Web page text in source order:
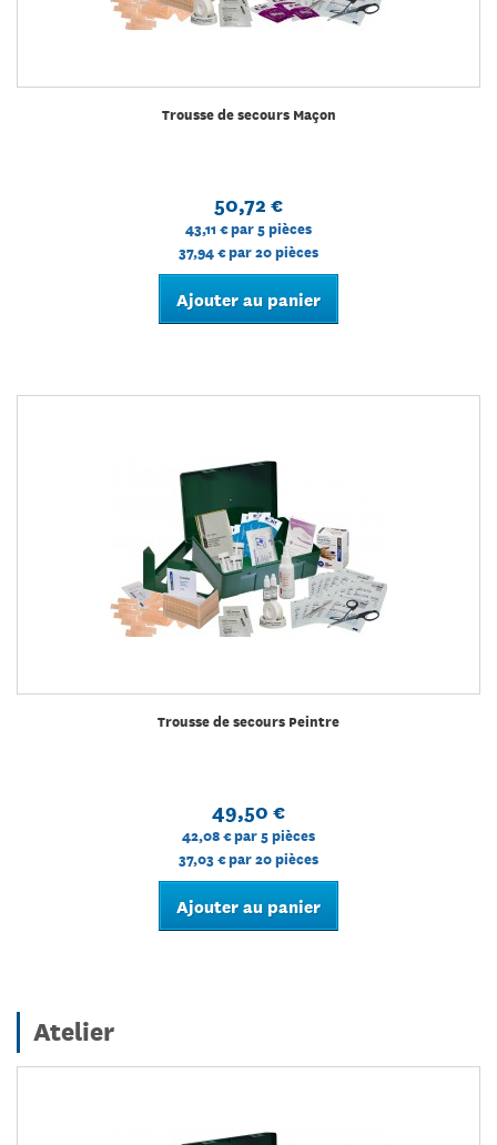
Trousse de secours Maçon
50,72 €
43,11 €par 5 pièces
37,94 €par 20 pièces
Ajouter au panier
Trousse de secours Peintre
49,50 €
42,08 €par 5 pièces
37,03 €par 20 pièces
Ajouter au panier
Atelier